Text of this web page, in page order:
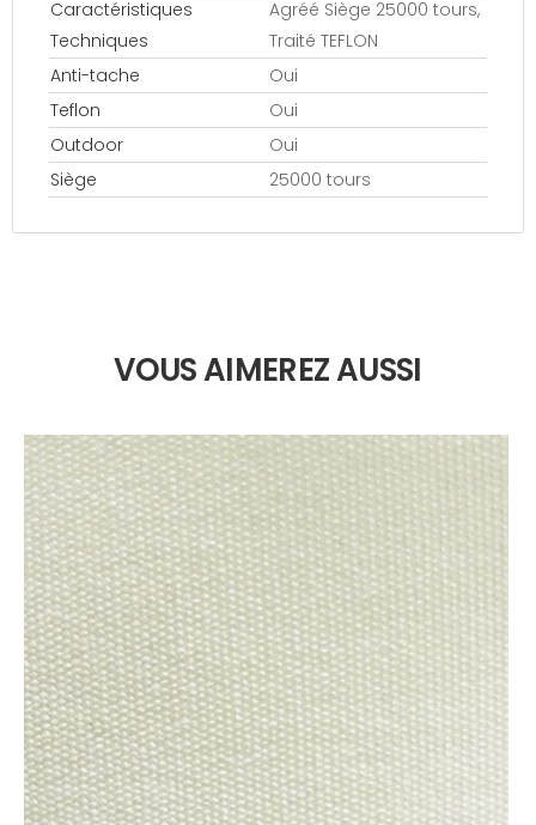
Caractéristiques
Techniques
Agréé Siège 25000 tours,
Traité TEFLON
Anti-tache
Oui
Teflon
Oui
Outdoor
Oui
Siège
25000 tours
VOUS AIMEREZ AUSSI